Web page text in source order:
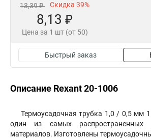
13,39 ₽ Скидка 39%
8,13 ₽
Цена за 1 шт (от 50)
Быстрый заказ
Описание Rexant 20-1006
Термоусадочная трубка 1,0 / 0,5 мм
один из самых распространенных
материалов. Изготовлены